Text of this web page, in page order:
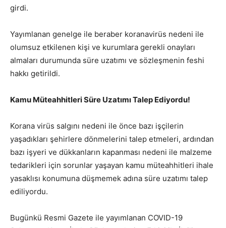
girdi.
Yayımlanan genelge ile beraber koranavirüs nedeni ile
olumsuz etkilenen kişi ve kurumlara gerekli onayları
almaları durumunda süre uzatımı ve sözleşmenin feshi
hakkı getirildi.
Kamu Müteahhitleri Süre Uzatımı Talep Ediyordu!
Korana virüs salgını nedeni ile önce bazı işçilerin
yaşadıkları şehirlere dönmelerini talep etmeleri, ardından
bazı işyeri ve dükkanların kapanması nedeni ile malzeme
tedarikleri için sorunlar yaşayan kamu müteahhitleri ihale
yasaklısı konumuna düşmemek adına süre uzatımı talep
ediliyordu.
Bugünkü Resmi Gazete ile yayımlanan COVID-19